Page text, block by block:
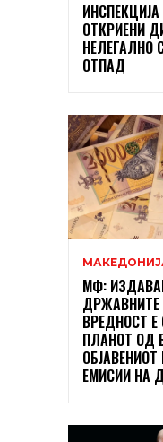
ОТКРИЕНИ
НЕЛЕГАЛНО
ОТПАД
МФ:
ДРЖАВНИТЕ
ВРЕДНОСТ
ПЛАНОТ ОД
ЕМИСИИ НА